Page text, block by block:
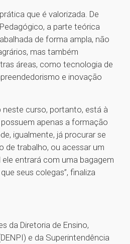
que é valorizada. De
a parte teórica
de forma ampla, não
mas também
áreas, como tecnologia de
e inovação
neste curso, portanto, está à
apenas a formação
igualmente, já procurar se
de trabalho, ou acessar um
entrará com uma bagagem
seus colegas”, finaliza
da Diretoria de Ensino,
e da Superintendência